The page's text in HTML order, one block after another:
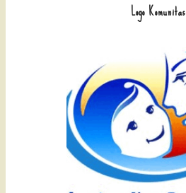
Logo Komunitas